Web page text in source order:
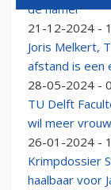
de hamer'
21-12-2024 -
Joris Melkert,
afstand is een
28-05-2024 -
TU Delft
wil meer
26-01-2024 -
Krimpdossier
haalbaar voor